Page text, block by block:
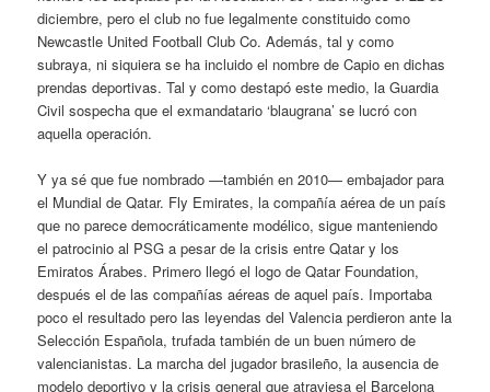
diciembre, pero el club no fue legalmente constituido como
Newcastle United Football Club Co. Además, tal y como
subraya, ni siquiera se ha incluido el nombre de Capio en dichas
prendas deportivas. Tal y como destapó este medio, la Guardia
Civil sospecha que el exmandatario ‘blaugrana’ se lucró con
aquella operación.
Y ya sé que fue nombrado —también en 2010— embajador para
el Mundial de Qatar. Fly Emirates, la compañía aérea de un país
que no parece democráticamente modélico, sigue manteniendo
el patrocinio al PSG a pesar de la crisis entre Qatar y los
Emiratos Árabes. Primero llegó el logo de Qatar Foundation,
después el de las compañías aéreas de aquel país. Importaba
poco el resultado pero las leyendas del Valencia perdieron ante la
Selección Española, trufada también de un buen número de
valencianistas. La marcha del jugador brasileño, la ausencia de
modelo deportivo y la crisis general que atraviesa el Barcelona